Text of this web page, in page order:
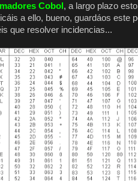
Cobol , a largo plazo
a ello, bueno, guardáos este
que resolver incidencias...